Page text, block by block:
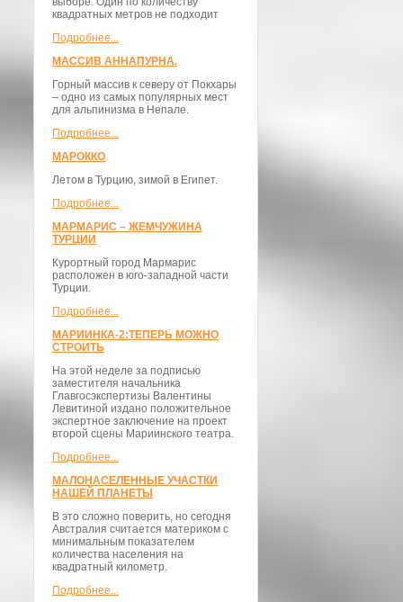
квадратных метров не подходит
Подробнее...
МАССИВ АННАПУРНА.
Горный массив к северу от Покхары
– одно из самых популярных мест
для альпинизма в Непале.
Подробнее...
МАРОККО
Летом в Турцию, зимой в Египет.
Подробнее...
МАРМАРИС – ЖЕМЧУЖИНА
ТУРЦИИ
Курортный город Мармарис
расположен в юго-западной части
Турции.
Подробнее...
МАРИИНКА-2:ТЕПЕРЬ МОЖНО
СТРОИТЬ
На этой неделе за подписью
заместителя начальника
Главгосэкспертизы Валентины
Левитиной издано положительное
экспертное заключение на проект
второй сцены Мариинского театра.
Подробнее...
МАЛОНАСЕЛЕННЫЕ УЧАСТКИ
НАШЕЙ ПЛАНЕТЫ
В это сложно поверить, но сегодня
Австралия считается материком с
минимальным показателем
количества населения на
квадратный километр.
Подробнее...